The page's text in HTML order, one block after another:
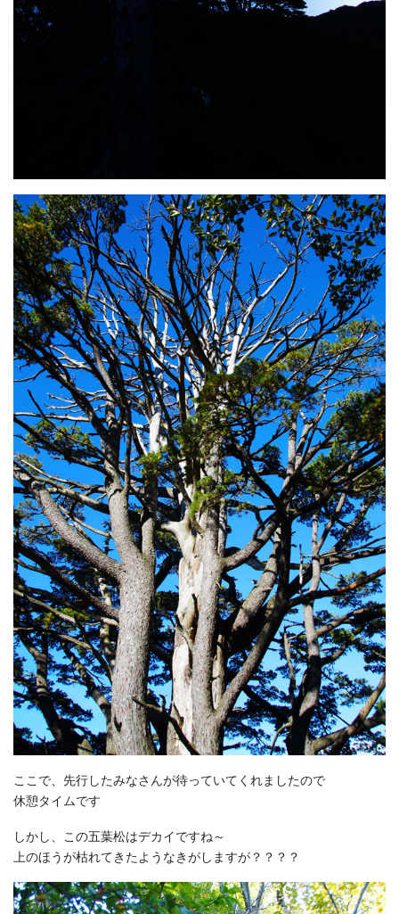
ここで、先行したみなさんが待っていてくれましたので
休憩タイムです
しかし、この五葉松はデカイですね～
上のほうが枯れてきたようなきがしますが？？？？